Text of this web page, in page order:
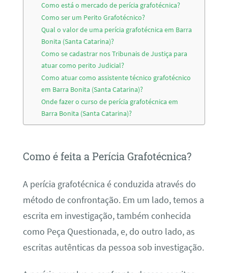
Como está o mercado de perícia grafotécnica?
Como ser um Perito Grafotécnico?
Qual o valor de uma perícia grafotécnica em Barra
Bonita (Santa Catarina)?
Como se cadastrar nos Tribunais de Justiça para
atuar como perito Judicial?
Como atuar como assistente técnico grafotécnico
em Barra Bonita (Santa Catarina)?
Onde fazer o curso de perícia grafotécnica em
Barra Bonita (Santa Catarina)?
Como é feita a Perícia Grafotécnica?
A perícia grafotécnica é conduzida através do
método de confrontação. Em um lado, temos a
escrita em investigação, também conhecida
como Peça Questionada, e, do outro lado, as
escritas autênticas da pessoa sob investigação.